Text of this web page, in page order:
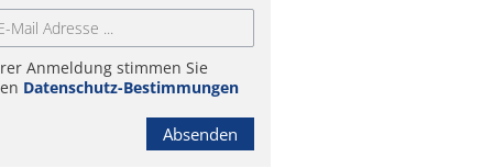
Anmeldung stimmen Sie
Datenschutz-Bestimmungen
Absenden